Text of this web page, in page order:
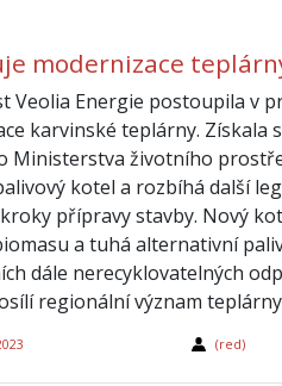
modernizace
Veolia Energie postoupila v
karvinské teplárny. Získala
Ministerstva životního
kotel a rozbíhá další
přípravy stavby. Nový
a tuhá alternativní
dále nerecyklovatelných
regionální význam
(red)